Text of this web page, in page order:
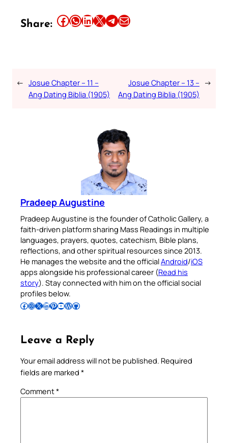
Share: Share this article on Facebook Share this article on WhatsApp Share this article on LinkedIn Share this article on X Share this article on TelegramEmail this Article
← Josue Chapter – 11 –
Ang Dating Biblia (1905)
Josue Chapter – 13 –
Ang Dating Biblia (1905)
→
Pradeep Augustine
Pradeep Augustine is the founder of Catholic Gallery, a
faith-driven platform sharing Mass Readings in multiple
languages, prayers, quotes, catechism, Bible plans,
reflections, and other spiritual resources since 2013.
He manages the website and the officialAndroid/iOS
apps alongside his professional career (Read his
story). Stay connected with him on the official social
profiles below.
Follow Pradeep on Facebook Follow Pradeep on InstagramFollow Pradeep on X Follow Pradeep on LinkedIn Follow Pradeep on Pinterest Subscribe to Pradeep’s Youtube Channel Follow Pradeep on WordPress Follow Pradeep on GitHub
Leave a Reply
Your email address will not be published. Required
fields are marked *
Comment*